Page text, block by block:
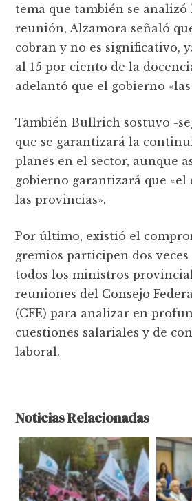
tema que también se analizó
reunión, Alzamora señaló
cobran y no es significativo,
al 15 por ciento de la
adelantó que el gobierno
También Bullrich sostuvo -
que se garantizará la
planes en el sector, aunque
gobierno garantizará que
las provincias».
Por último, existió el
gremios participen dos
todos los ministros
reuniones del Consejo
(CFE) para analizar en
cuestiones salariales y de
laboral.
Noticias Relacionadas